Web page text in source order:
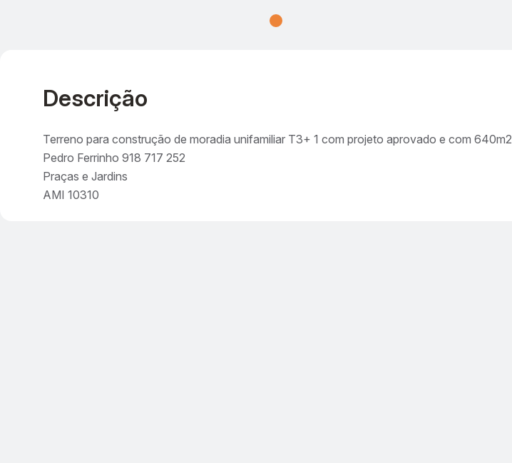
Descrição
Terreno para construção de moradia unifamiliar T3+ 1 com projeto aprovado e com 640m2
Pedro Ferrinho 918 717 252
Praças e Jardins
AMI 10310